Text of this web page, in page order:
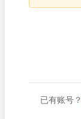
已有账号？